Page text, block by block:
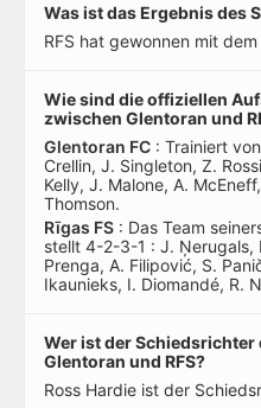
Was ist das Ergebnis des
RFS hat gewonnen mit
Wie sind die offiziellen
zwischen Glentoran und
Glentoran FC : Trainiert
Crellin, J. Singleton, Z.
Kelly, J. Malone, A.
Thomson.
Rīgas FS : Das Team
stellt 4-2-3-1 : J. Ņerugals,
Prenga, A. Filipović, S.
Ikaunieks, I. Diomandé, R.
Wer ist der Schiedsrichter
Glentoran und RFS?
Ross Hardie ist der